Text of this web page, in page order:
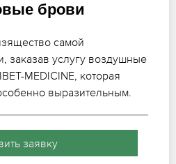
брови
самой
заказав услугу воздушные
MEDICINE, которая
выразительным.
заявку